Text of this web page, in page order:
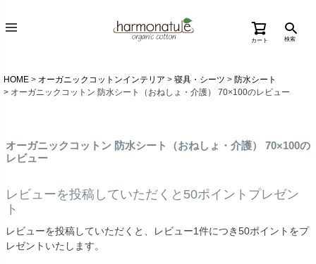
カート 検索
HOME オーガニックコットンインテリア 寝具・シーツ
防水シート
オーガニックコットン 防水シート（おねしょ・介護） 70×100のレビュー
オーガニックコットン 防水シート（おねしょ・介護） 70×100の
レビュー
レビューを投稿していただくと50ポイントプレゼン
ト
レビューを投稿していただくと、レビュー1件につき50ポイントをプ
レゼントいたします。